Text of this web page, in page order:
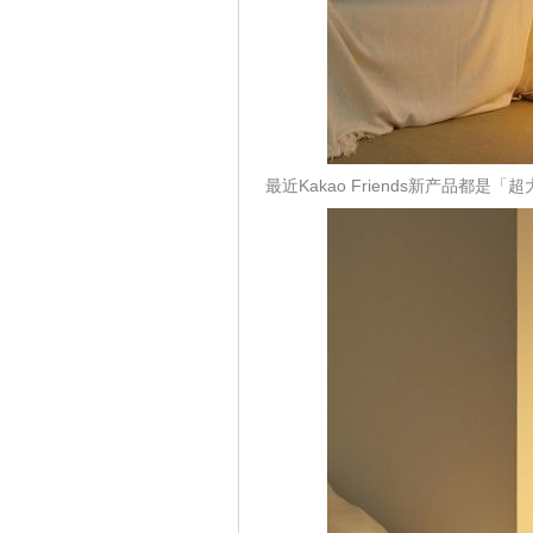
最近Kakao Friends新产品都是「超